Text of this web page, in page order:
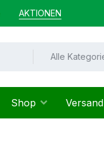
AKTIONEN
Alle
Shop